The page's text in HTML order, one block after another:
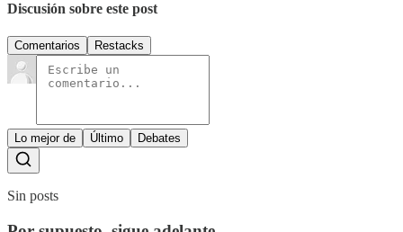
Discusión sobre este post
Comentarios Restacks
Lo mejor de Último Debates
Sin posts